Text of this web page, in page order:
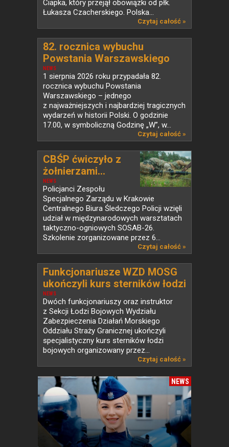
Ciapka, który przejął obowiązki od płk.
Łukasza Czacherskiego. Polska...
Czytaj całość »
NEWS
82. rocznica wybuchu
Powstania Warszawskiego
1 sierpnia 2026 roku przypadała 82.
rocznica wybuchu Powstania
Warszawskiego – jednego
z najważniejszych i najbardziej tragicznych
wydarzeń w historii Polski. O godzinie
17.00, w symboliczną Godzinę „W”, w...
Czytaj całość »
NEWS
CBŚP ćwiczyło z
żołnierzami...
Policjanci Zespołu
Specjalnego Zarządu w Krakowie
Centralnego Biura Śledczego Policji wzięli
udział w międzynarodowych warsztatach
taktyczno-ogniowych SOSAB-26.
Szkolenie zorganizowane przez 6...
Czytaj całość »
NEWS
Funkcjonariusze WZD MOSG
ukończyli kurs sterników łodzi
bojowych
Dwóch funkcjonariuszy oraz instruktor
z Sekcji Łodzi Bojowych Wydziału
Zabezpieczenia Działań Morskiego
Oddziału Straży Granicznej ukończyli
specjalistyczny kurs sterników łodzi
bojowych organizowany przez...
Czytaj całość »
NEWS